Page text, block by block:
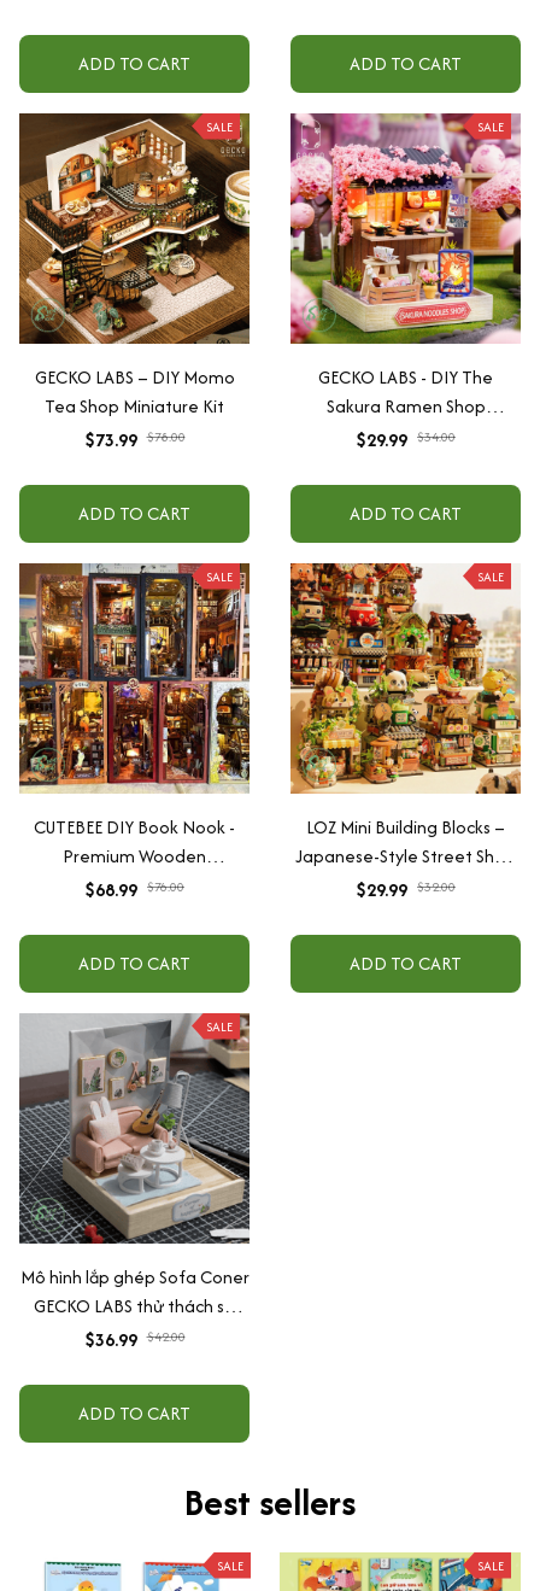
ADD TO CART ADD TO CART
SALE
GECKO LABS – DIY Momo
Tea Shop Miniature Kit
$73.99 $78.00
ADD TO CART
SALE
GECKO LABS - DIY The
Sakura Ramen Shop
Miniature Kit
$29.99 $34.00
ADD TO CART
SALE
CUTEBEE DIY Book Nook -
Premium Wooden
Handmade Mounting Model
$68.99 $76.00
ADD TO CART
SALE
LOZ Mini Building Blocks –
Japanese-Style Street Shop
Mode
$29.99 $32.00
ADD TO CART
SALE
Mô hình lắp ghép Sofa Coner
GECKO LABS thử thách sự
khéo léo
$36.99 $42.00
ADD TO CART
Best sellers
SALE SALE